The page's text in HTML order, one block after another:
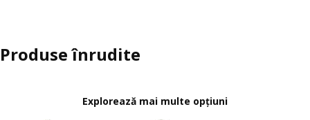
Produse înrudite
Explorează mai multe opțiuni